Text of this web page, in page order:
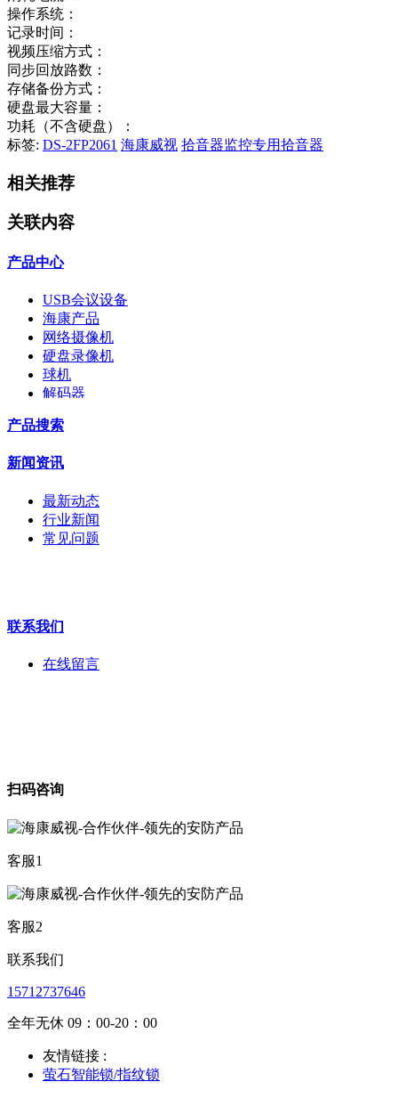
操作系统：
记录时间：
视频压缩方式：
同步回放路数：
存储备份方式：
硬盘最大容量：
功耗（不含硬盘）：
标签: DS-2FP2061 海康威视 拾音器监控专用拾音器
相关推荐
关联内容
产品中心
USB会议设备
海康产品
网络摄像机
硬盘录像机
球机
解码器
配件
拼接屏
安检门
工程宝
海康机器人
产品搜索
新闻资讯
最新动态
行业新闻
常见问题
联系我们
在线留言
扫码咨询
客服1
客服2
联系我们
15712737646
全年无休 09：00-20：00
友情链接 :
萤石智能锁/指纹锁